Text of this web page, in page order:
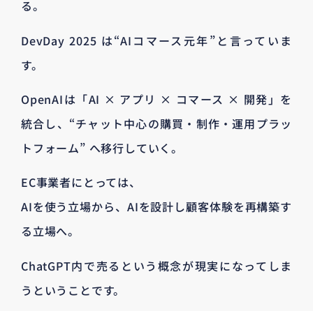
る。
DevDay 2025 は“AIコマース元年”と言っていま
す。
OpenAIは「AI × アプリ × コマース × 開発」を
統合し、“チャット中心の購買・制作・運用プラッ
トフォーム” へ移行していく。
EC事業者にとっては、
AIを使う立場から、AIを設計し顧客体験を再構築す
る立場へ。
ChatGPT内で売るという概念が現実になってしま
うということです。